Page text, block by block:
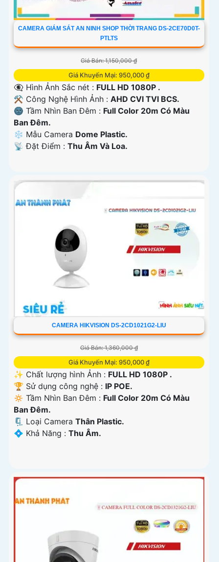
CAMERA GIÁM SÁT AN NINH SHOP THỜI TRANG DS-2CE70D0T-
PTLTS
Giá Bán: 1,150,000 ₫
Giá Khuyến Mại: 950,000 ₫
👁️‍🗨 Hình Ảnh Sắc nét : FULL HD 1080P .
⚒ Công Nghệ Hình Ảnh : AHD CVI TVI BCS.
🌚 Tầm Nhìn Ban Đêm : Full Color 20m Có Màu
Ban Ðêm.
❄ Mẫu Camera Dome Plastic.
️📡 Đặt Điểm : Thu Âm Và Loa.
CAMERA HIKVISION DS-2CD1021G2-LIU
Giá Bán: 1,360,000 ₫
Giá Khuyến Mại: 950,000 ₫
✨ Chất lượng hình Ảnh : FULL HD 1080P .
🏆 Sử dụng công nghệ : IP POE.
🔅 Tầm Nhìn Ban Đêm : Full Color 20m Có Màu
Ban Ðêm.
🗜️ Loại Camera Thân Plastic.
️💠 Khả Năng : Thu Âm.